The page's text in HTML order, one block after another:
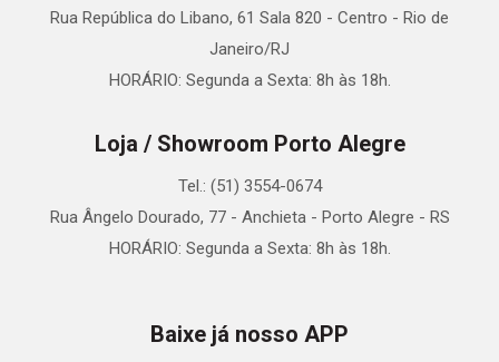
Rua República do Libano, 61 Sala 820 - Centro - Rio de
Janeiro/RJ
HORÁRIO: Segunda a Sexta: 8h às 18h.
Loja / Showroom Porto Alegre
Tel.: (51) 3554-0674
Rua Ângelo Dourado, 77 - Anchieta - Porto Alegre - RS
HORÁRIO: Segunda a Sexta: 8h às 18h.
Baixe já nosso APP